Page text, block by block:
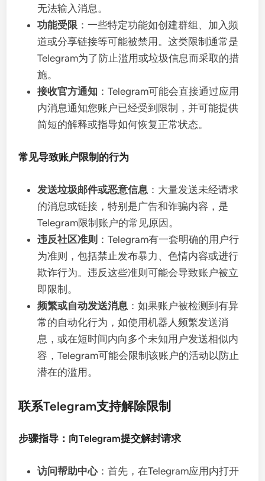
无法输入消息。
功能受限 ：一些特定功能如创建群组、加入频
道或分享链接等可能被禁用。这类限制通常是
Telegram为了防止滥用或垃圾信息而采取的措
施。
接收官方通知 ：Telegram可能会直接通过应用
内消息通知您账户已经受到限制，并可能提供
简短的解释或指导如何恢复正常状态。
常见导致账户限制的行为
发送垃圾邮件或恶意信息 ：大量发送未经请求
的消息或链接，特别是广告和诈骗内容，是
Telegram限制账户的常见原因。
违反社区准则 ：Telegram有一套明确的用户行
为准则，包括禁止发布暴力、色情内容或进行
欺诈行为。违反这些准则可能会导致账户被立
即限制。
频繁或自动发送消息 ：如果账户被检测到有异
常的自动化行为，如使用机器人频繁发送消
息，或在短时间内向多个未知用户发送相似内
容，Telegram可能会限制该账户的活动以防止
潜在的滥用。
联系Telegram支持解除限制
步骤指导：向Telegram提交解封请求
访问帮助中心：首先，在Telegram应用内打开